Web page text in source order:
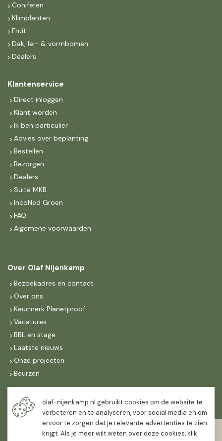
Coniferen
Klimplanten
Fruit
Dak, lei- & vormbomen
Dealers
Klantenservice
Direct inloggen
Klant worden
Ik ben particulier
Advies over beplanting
Bestellen
Bezorgen
Dealers
Suite MKB
IncoNed Groen
FAQ
Algemene voorwaarden
Over Olaf Nijenkamp
Bezoekadres en contact
Over ons
Keurmerk Planetproof
Vacatures
BBL en stage
Laatste nieuws
Onze projecten
Beurzen
Maandag t/m vrijdag
07:30-
16:30
olaf-nijenkamp.nl gebruikt cookies om de website te
verbeteren en te analyseren, voor social media en om
ervoor te zorgen dat je relevante advertenties te zien
krijgt. Als je meer wilt weten over deze cookies, klik